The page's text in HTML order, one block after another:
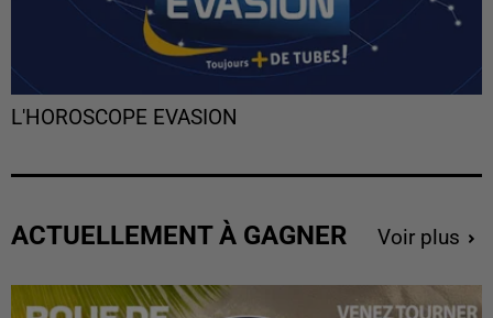
L'HOROSCOPE EVASION
ACTUELLEMENT À GAGNER Voir plus